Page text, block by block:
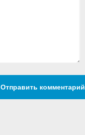
Отправить комментарий